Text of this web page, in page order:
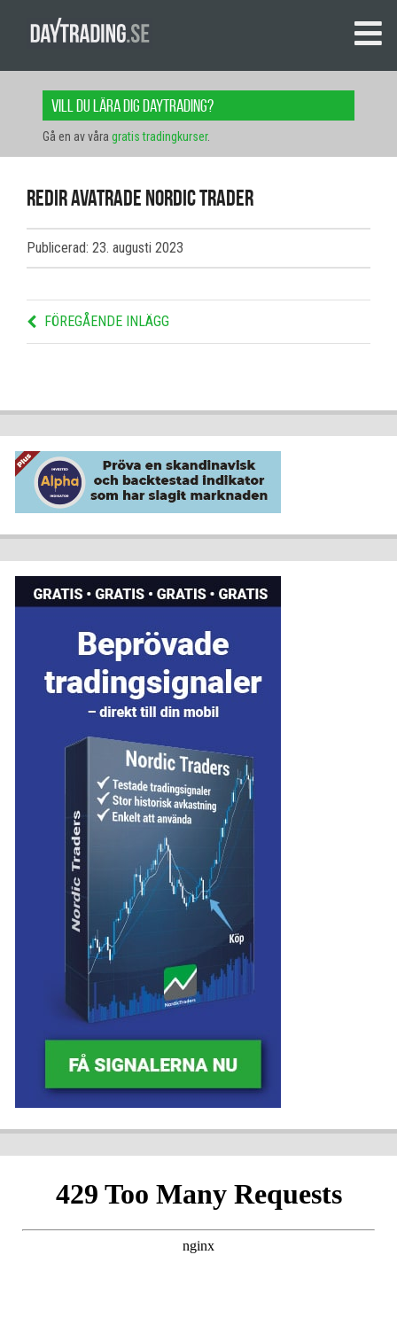
Vill du lära dig daytrading?
Gå en av våra gratis tradingkurser.
redir avatrade nordic trader
Publicerad: 23. augusti 2023
FÖREGÅENDE INLÄGG